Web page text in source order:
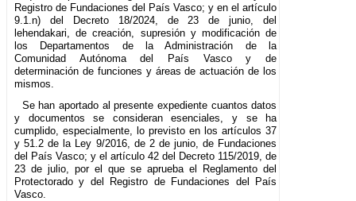
Registro de Fundaciones del País Vasco; y en el artículo
9.1.n) del Decreto 18/2024, de 23 de junio, del
lehendakari, de creación, supresión y modificación de
los Departamentos de la Administración de la
Comunidad Autónoma del País Vasco y de
determinación de funciones y áreas de actuación de los
mismos.
Se han aportado al presente expediente cuantos datos
y documentos se consideran esenciales, y se ha
cumplido, especialmente, lo previsto en los artículos 37
y 51.2 de la Ley 9/2016, de 2 de junio, de Fundaciones
del País Vasco; y el artículo 42 del Decreto 115/2019, de
23 de julio, por el que se aprueba el Reglamento del
Protectorado y del Registro de Fundaciones del País
Vasco.